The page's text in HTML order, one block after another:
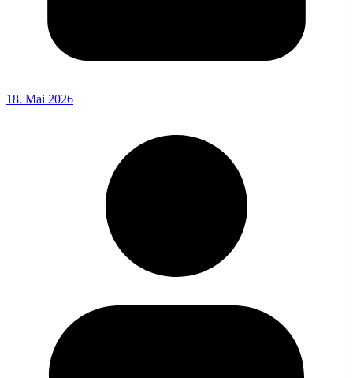
18. Mai 2026